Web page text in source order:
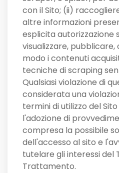
con il Sito; (ii)
altre informazioni
esplicita autorizzazione
visualizzare, pubblicare,
modo i contenuti
tecniche di scraping
Qualsiasi violazione di
considerata una
termini di utilizzo del
l'adozione di
compresa la possibile
dell'accesso al sito e
tutelare gli interessi del
Trattamento.